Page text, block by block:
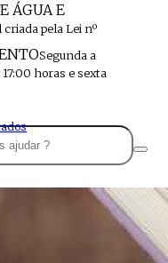
ÁGUA E
pela Lei nº
Segunda a
horas e sexta